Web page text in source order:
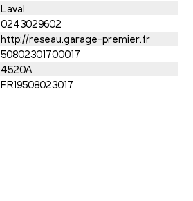
Laval
0243029602
http://reseau.garage-premier.fr
50802301700017
4520A
FR19508023017